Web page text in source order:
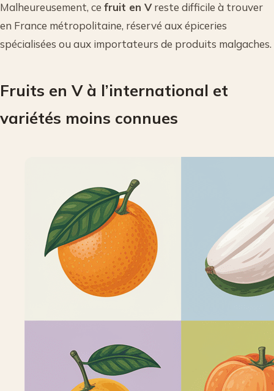
Malheureusement, ce fruit en Vreste difficile à trouver
en France métropolitaine, réservé aux épiceries
spécialisées ou aux importateurs de produits malgaches.
Fruits en V à l’international et
variétés moins connues